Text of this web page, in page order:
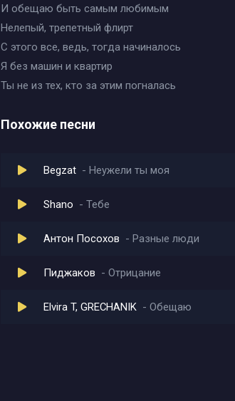
И обещаю быть самым любимым
Нелепый, трепетный флирт
С этого все, ведь, тогда начиналось
Я без машин и квартир
Ты не из тех, кто за этим погналась
Похожие песни
Begzat Неужели ты моя
Shano Тебе
Антон Посохов Разные люди
Пиджаков Отрицание
Elvira T, GRECHANIK Обещаю